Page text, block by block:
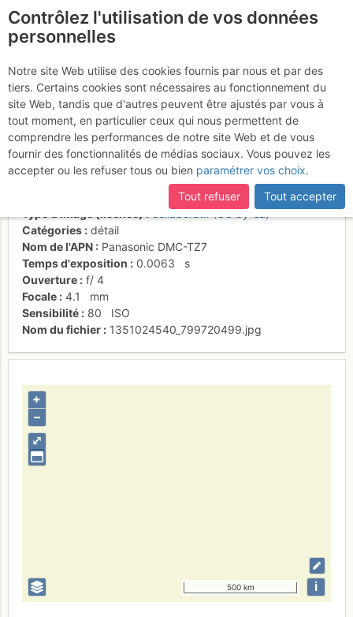
Fin de L3 (petite
descente) et L4, depuis R3
Activités
Date/heure
Frédéric Bunoz
collaboratif (CC by-sa)
Catégories
détail
Nom de l'APN
Panasonic DMC-TZ7
Temps d'exposition
0.0063
s
Ouverture
f/ 4
Focale
4.1
mm
Sensibilité
80
ISO
Nom du fichier
1351024540_799720499.jpg
⤢
+
–
500 km i
Contrôlez l'utilisation de vos données
personnelles
Notre site Web utilise des cookies fournis par nous et par des
tiers. Certains cookies sont nécessaires au fonctionnement du
site Web, tandis que d'autres peuvent être ajustés par vous à
tout moment, en particulier ceux qui nous permettent de
comprendre les performances de notre site Web et de vous
fournir des fonctionnalités de médias sociaux. Vous pouvez les
accepter ou les refuser tous ou bien paramétrer vos choix.
Tout refuser
Tout accepter